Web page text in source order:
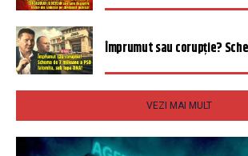
Împrumut sau corupție?
VEZI MAI MULT